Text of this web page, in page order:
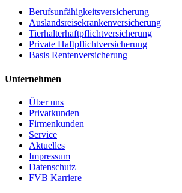
Berufsunfähigkeitsversicherung
Auslandsreisekrankenversicherung
Tierhalterhaftpflichtversicherung
Private Haftpflichtversicherung
Basis Rentenversicherung
Unternehmen
Über uns
Privatkunden
Firmenkunden
Service
Aktuelles
Impressum
Datenschutz
FVB Karriere